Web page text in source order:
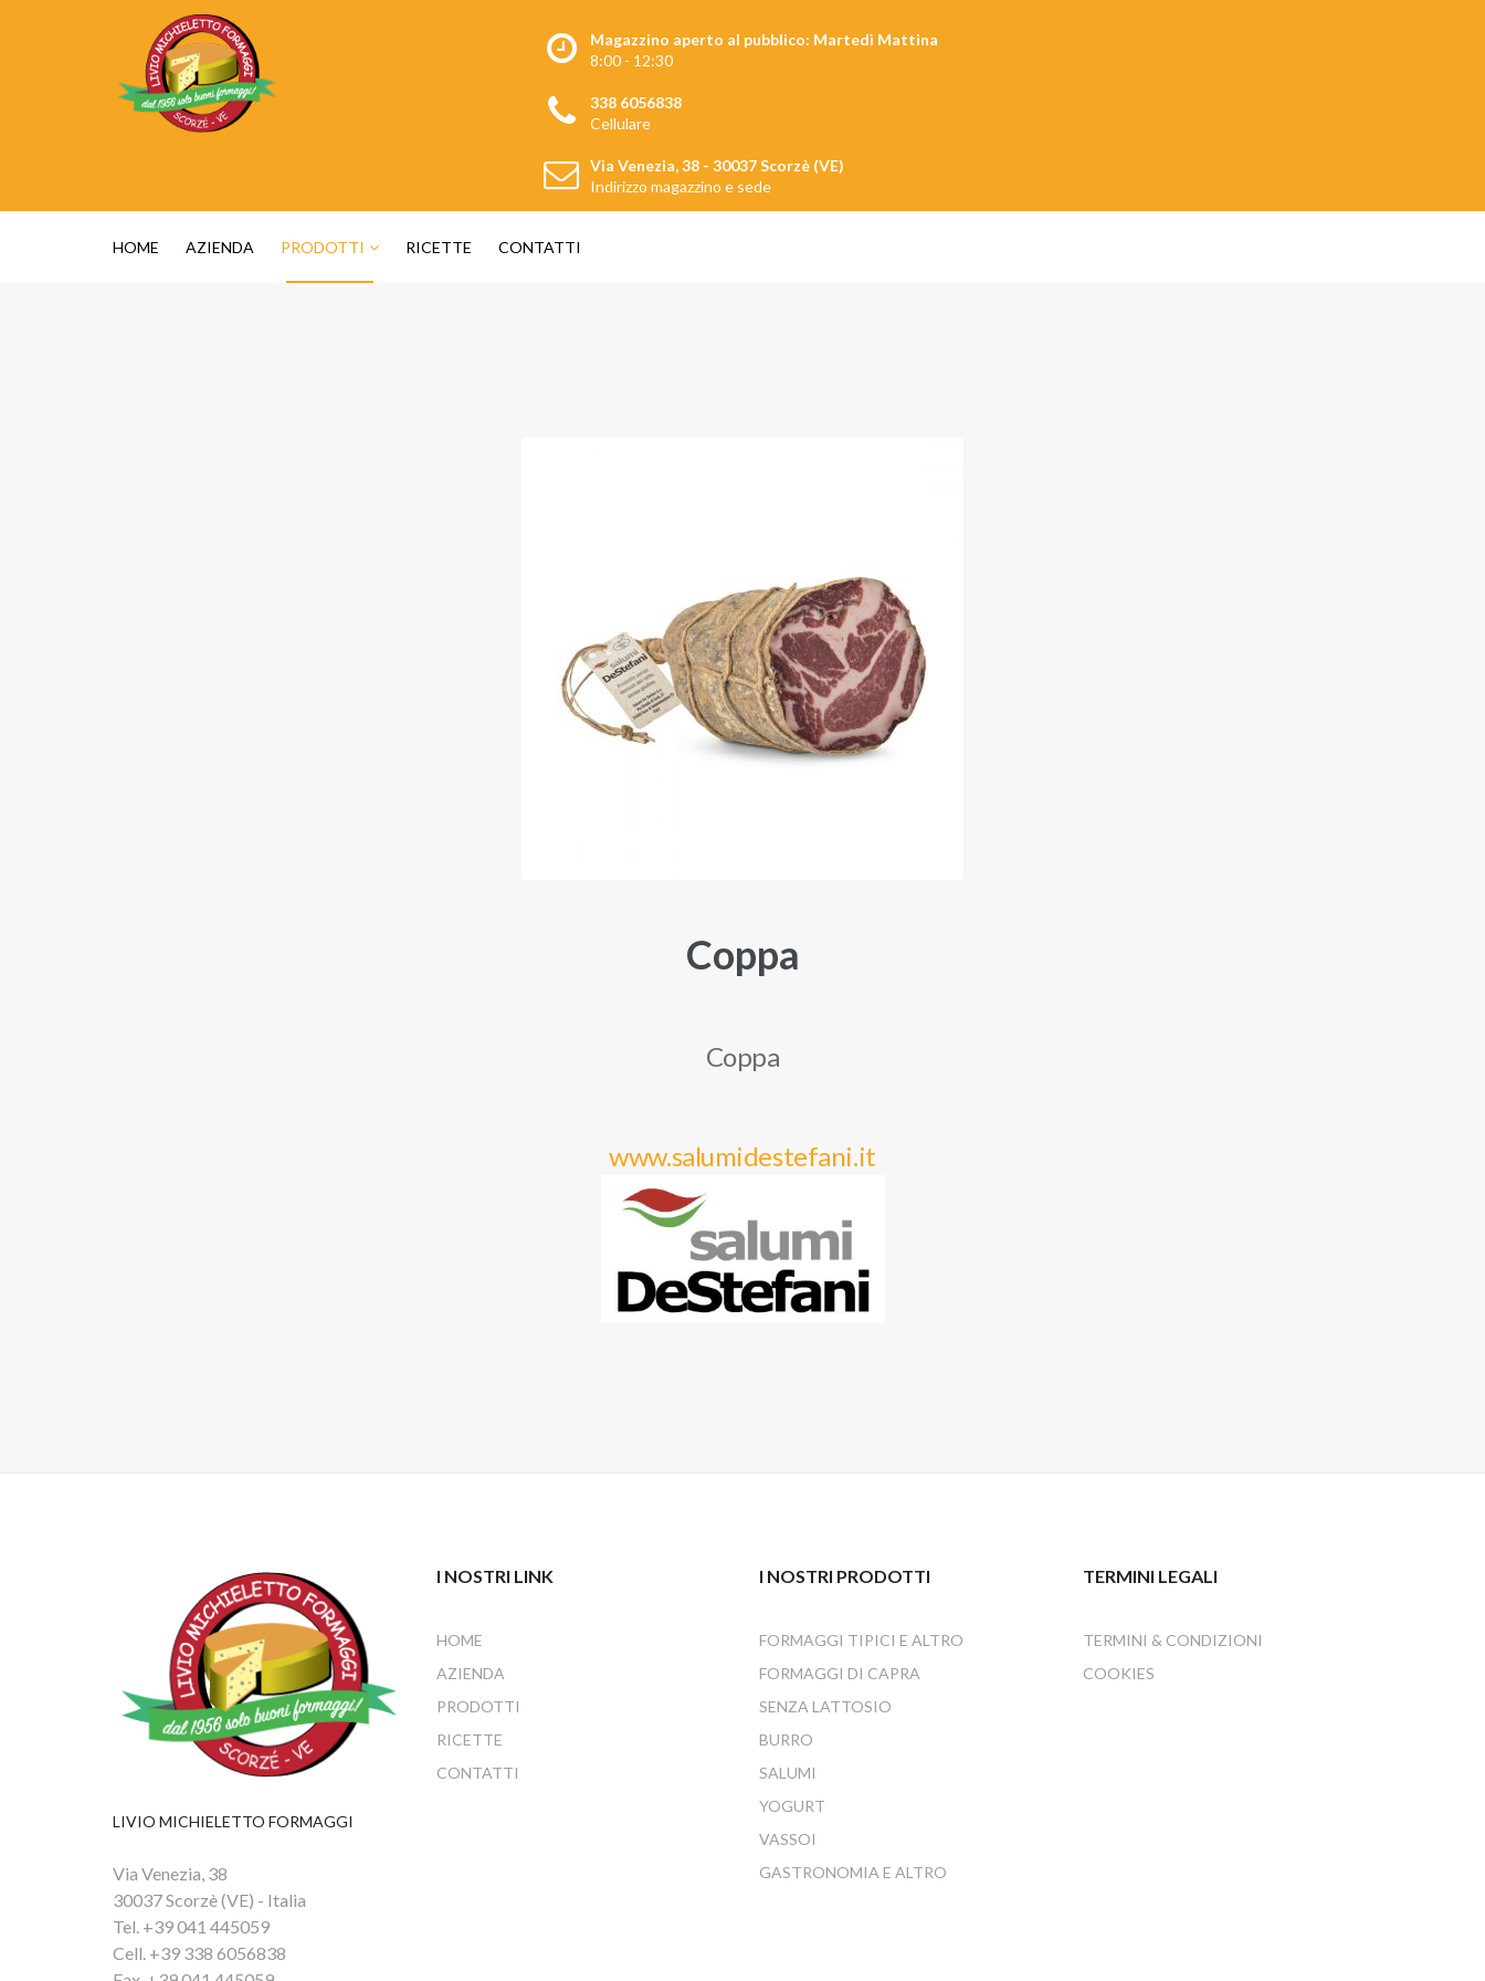
Magazzino aperto al pubblico: Martedì Mattina
8:00 - 12:30
338 6056838
Cellulare
Via Venezia, 38 - 30037 Scorzè (VE)
Indirizzo magazzino e sede
HOME AZIENDA PRODOTTI RICETTE CONTATTI
Coppa
Coppa
www.salumidestefani.it
LIVIO MICHIELETTO FORMAGGI
Via Venezia, 38
30037 Scorzè (VE) - Italia
Tel. +39 041 445059
Cell. +39 338 6056838
I NOSTRI LINK
HOME
AZIENDA
PRODOTTI
RICETTE
CONTATTI
I NOSTRI PRODOTTI
FORMAGGI TIPICI E ALTRO
FORMAGGI DI CAPRA
SENZA LATTOSIO
BURRO
SALUMI
YOGURT
VASSOI
GASTRONOMIA E ALTRO
TERMINI LEGALI
TERMINI & CONDIZIONI
COOKIES